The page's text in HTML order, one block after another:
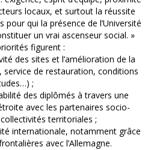
locaux, et surtout la réussite
qui la présence de l’Université
un vrai ascenseur social. »
figurent :
des sites et l’amélioration de la
de restauration, conditions
;
des diplômés à travers une
avec les partenaires socio-
territoriales ;
internationale, notamment grâce
avec l’Allemagne.